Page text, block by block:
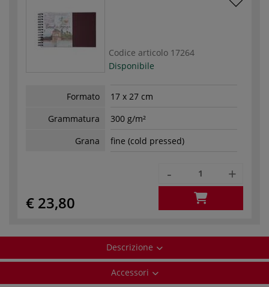
Codice articolo 17264
Disponibile
Formato
17 x 27 cm
Grammatura
300 g/m²
Grana
fine (cold pressed)
€ 23,80
- +
Descrizione
Accessori